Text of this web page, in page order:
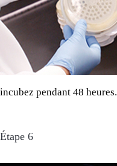
incubez pendant 48 heures.
Étape 6